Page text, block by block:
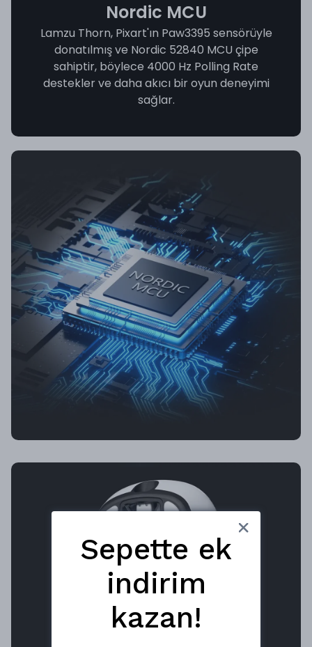
Nordic MCU
Lamzu Thorn, Pixart'ın Paw3395 sensörüyle
donatılmış ve Nordic 52840 MCU çipe
sahiptir, böylece 4000 Hz Polling Rate
destekler ve daha akıcı bir oyun deneyimi
sağlar.
Sepette ek
indirim
kazan!